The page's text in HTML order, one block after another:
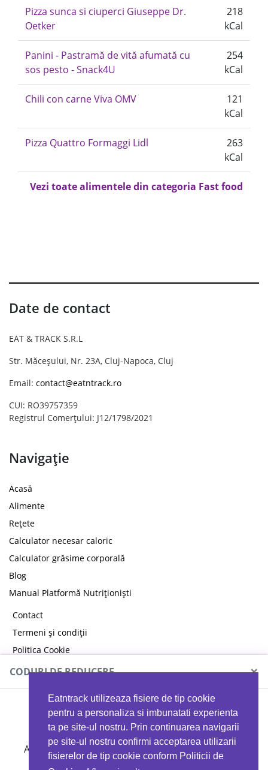
Eatntrack utilizeaza fisiere de tip cookie
pentru a personaliza si imbunatati experienta
ta pe site-ul nostru. Prin continuarea navigarii
pe site-ul nostru confirmi acceptarea utilizarii
fisierelor de tip cookie conform Politicii de
Pizza sunca si ciuperci Giuseppe Dr.
Oetker
218
kCal
Panini - Pastramă de vită afumată cu
sos pesto - Snack4U
254
kCal
Chili con carne Viva OMV
121
kCal
Pizza Quattro Formaggi Lidl
263
kCal
Vezi toate alimentele din categoria Fast food
Date de contact
EAT & TRACK S.R.L
Str. Măceșului, Nr. 23A, Cluj-Napoca, Cluj
Email: contact@eatntrack.ro
CUI: RO39757359
Registrul Comerțului: J12/1798/2021
Navigație
Acasă
Alimente
Rețete
Calculator necesar caloric
Calculator grăsime corporală
Blog
Manual Platformă Nutriționiști
Contact
Termeni și condiții
Politica Cookie
Politica de confidențialitate
CODURI DE REDUCERE ×
MYPROTEIN
Ai 40%reducere la orice comandă folosind codul
EATTRACK